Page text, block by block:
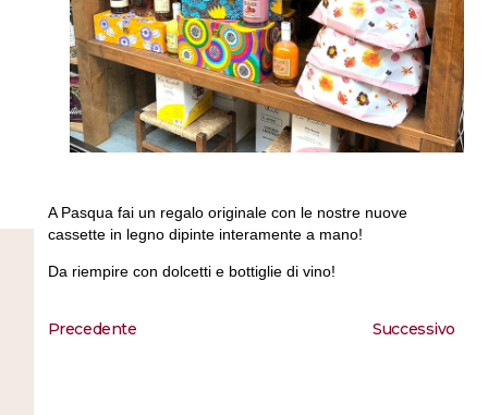
A Pasqua fai un regalo originale con le nostre nuove
cassette in legno dipinte interamente a mano!
Da riempire con dolcetti e bottiglie di vino!
Precedente Successivo